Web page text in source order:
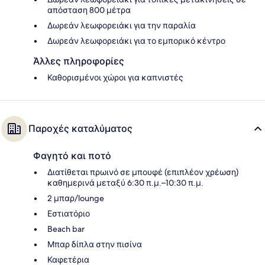
απόσταση 800 μέτρα
Δωρεάν λεωφορειάκι για την παραλία
Δωρεάν λεωφορειάκι για το εμπορικό κέντρο
Άλλες πληροφορίες
Καθορισμένοι χώροι για καπνιστές
Παροχές καταλύματος
Φαγητό και ποτό
Διατίθεται πρωινό σε μπουφέ (επιπλέον χρέωση)
καθημερινά μεταξύ 6:30 π.μ.–10:30 π.μ.
2 μπαρ/lounge
Εστιατόριο
Beach bar
Μπαρ δίπλα στην πισίνα
Καφετέρια